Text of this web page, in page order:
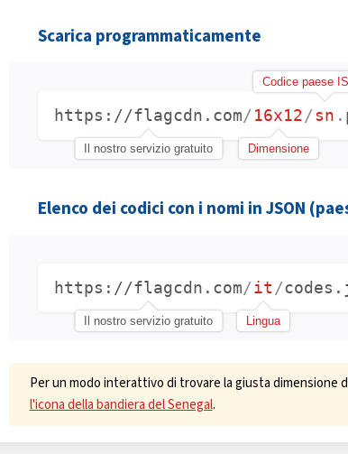
Scarica programmaticamente
https://flagcdn.com
Il nostro servizio gratuito
/16x12
Dimensione
/sn
Codice paese
.
Elenco dei codici con i nomi in JSON
https://flagcdn.com
Il nostro servizio gratuito
/it
Lingua
/
Per un modo interattivo di trovare la giusta dimensione
l'icona della bandiera del Senegal.